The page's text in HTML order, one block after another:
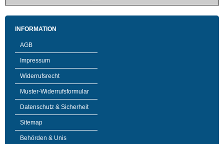
INFORMATION
AGB
Impressum
Widerrufsrecht
Muster-Widerrufsformular
Datenschutz & Sicherheit
Sitemap
Behörden & Unis